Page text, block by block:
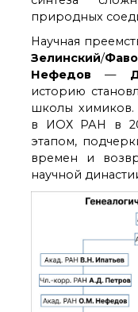
природных
Научная
Зелинский/
Нефедов —
историю
школы химиков.
в ИОХ РАН в
этапом,
времен и
научной